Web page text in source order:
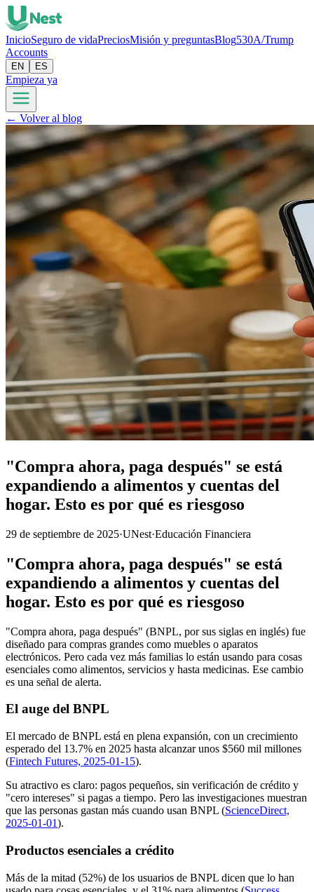
InicioSeguro de vidaPreciosMisión y preguntasBlog530A/Trump
Accounts
EN ES
Empieza ya
← Volver al blog
"Compra ahora, paga después" se está
expandiendo a alimentos y cuentas del
hogar. Esto es por qué es riesgoso
29 de septiembre de 2025·UNest·Educación Financiera
"Compra ahora, paga después" se está
expandiendo a alimentos y cuentas del
hogar. Esto es por qué es riesgoso
"Compra ahora, paga después" (BNPL, por sus siglas en inglés) fue
diseñado para compras grandes como muebles o aparatos
electrónicos. Pero cada vez más familias lo están usando para cosas
esenciales como alimentos, servicios y hasta medicinas. Ese cambio
es una señal de alerta.
El auge del BNPL
El mercado de BNPL está en plena expansión, con un crecimiento
esperado del 13.7% en 2025 hasta alcanzar unos $560 mil millones
(Fintech Futures, 2025-01-15).
Su atractivo es claro: pagos pequeños, sin verificación de crédito y
"cero intereses" si pagas a tiempo. Pero las investigaciones muestran
que las personas gastan más cuando usan BNPL (ScienceDirect,
2025-01-01).
Productos esenciales a crédito
Más de la mitad (52%) de los usuarios de BNPL dicen que lo han